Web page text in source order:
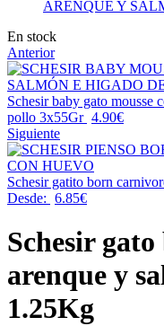
Availability:
En stock
Anterior
Schesir baby gato mousse
pollo 3x55Gr 4.90€
Siguiente
Schesir gatito born
Desde: 6.85€
Schesir
arenque y
1.25Kg